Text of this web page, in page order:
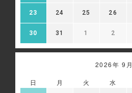
23 24 25 26
30 31 1 2
2026年 9月
日 月 火 水